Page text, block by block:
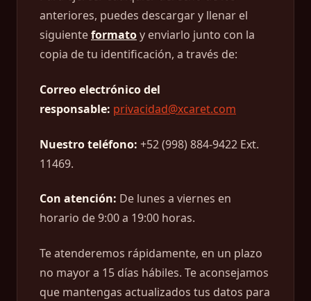
anteriores, puedes descargar y llenar el
siguienteformatoy enviarlo junto con la
copia de tu identificación, a través de:
Correo electrónico del
responsable: privacidad@xcaret.com
Nuestro teléfono: +52 (998) 884-9422 Ext.
11469.
Con atención: De lunes a viernes en
horario de 9:00 a 19:00 horas.
Te atenderemos rápidamente, en un plazo
no mayor a 15 días hábiles. Te aconsejamos
que mantengas actualizados tus datos para